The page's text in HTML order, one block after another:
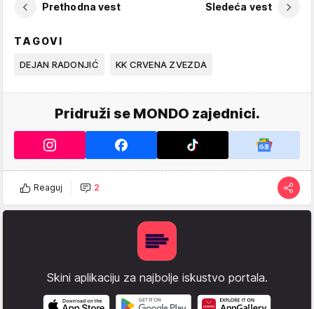
Prethodna vest Sledeća vest
TAGOVI
DEJAN RADONJIĆ KK CRVENA ZVEZDA
Pridruži se MONDO zajednici.
Reaguj 2
Skini aplikaciju za najbolje iskustvo portala.